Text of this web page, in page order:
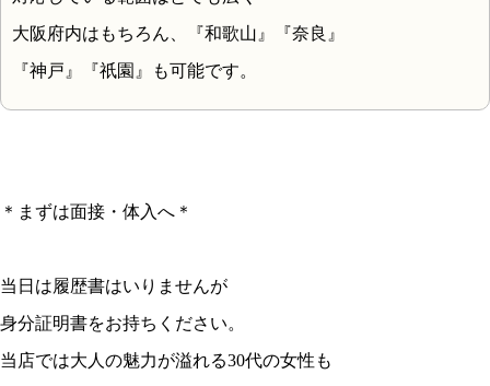
大阪府内はもちろん、『和歌山』『奈良』
『神戸』『祇園』も可能です。
＊まずは面接・体入へ＊
当日は履歴書はいりませんが
身分証明書をお持ちください。
当店では大人の魅力が溢れる30代の女性も